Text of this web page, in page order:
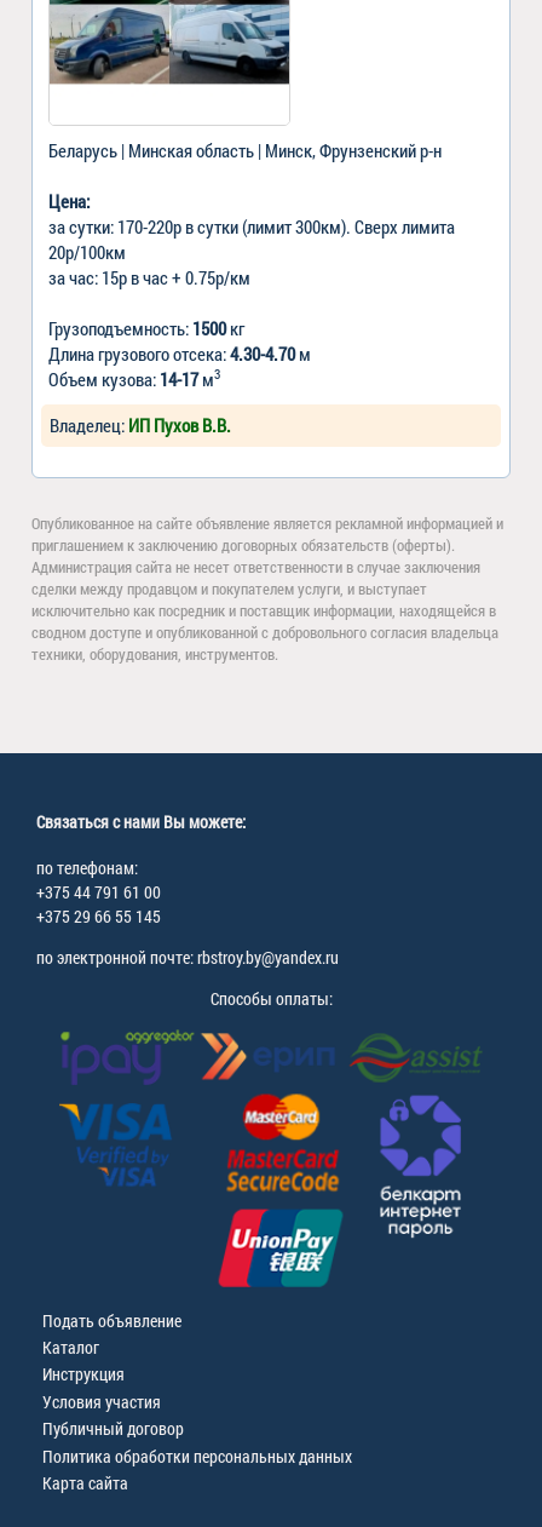
Беларусь | Минская область | Минск, Фрунзенский р-н
Цена:
за сутки: 170-220р в сутки (лимит 300км). Сверх лимита
20р/100км
за час: 15р в час + 0.75р/км
Грузоподъемность: 1500кг
Длина грузового отсека:4.30-4.70м
Объем кузова: 14-17м3
Владелец: ИП Пухов В.В.
Опубликованное на сайте объявление является рекламной информацией и
приглашением к заключению договорных обязательств (оферты).
Администрация сайта не несет ответственности в случае заключения
сделки между продавцом и покупателем услуги, и выступает
исключительно как посредник и поставщик информации, находящейся в
сводном доступе и опубликованной с добровольного согласия владельца
техники, оборудования, инструментов.
Связаться с нами Вы можете:
по телефонам:
+375 44 791 61 00
+375 29 66 55 145
по электронной почте: rbstroy.by@yandex.ru
Способы оплаты:
Подать объявление
Каталог
Инструкция
Условия участия
Публичный договор
Политика обработки персональных данных
Карта сайта